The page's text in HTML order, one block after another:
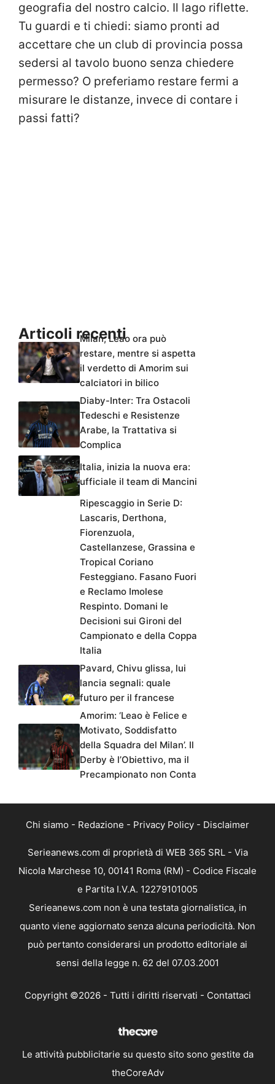
geografia del nostro calcio. Il lago riflette.
Tu guardi e ti chiedi: siamo pronti ad
accettare che un club di provincia possa
sedersi al tavolo buono senza chiedere
permesso? O preferiamo restare fermi a
misurare le distanze, invece di contare i
passi fatti?
Articoli recenti
Milan, Leao ora può
restare, mentre si aspetta
il verdetto di Amorim sui
calciatori in bilico
Diaby-Inter: Tra Ostacoli
Tedeschi e Resistenze
Arabe, la Trattativa si
Complica
Italia, inizia la nuova era:
ufficiale il team di Mancini
Ripescaggio in Serie D:
Lascaris, Derthona,
Fiorenzuola,
Castellanzese, Grassina e
Tropical Coriano
Festeggiano. Fasano Fuori
e Reclamo Imolese
Respinto. Domani le
Decisioni sui Gironi del
Campionato e della Coppa
Italia
Pavard, Chivu glissa, lui
lancia segnali: quale
futuro per il francese
Amorim: ‘Leao è Felice e
Motivato, Soddisfatto
della Squadra del Milan’. Il
Derby è l’Obiettivo, ma il
Precampionato non Conta
Chi siamo - Redazione - Privacy Policy - Disclaimer
Serieanews.com di proprietà di WEB 365 SRL - Via
Nicola Marchese 10, 00141 Roma (RM) - Codice Fiscale
e Partita I.V.A. 12279101005
Serieanews.com non è una testata giornalistica, in
quanto viene aggiornato senza alcuna periodicità. Non
può pertanto considerarsi un prodotto editoriale ai
sensi della legge n. 62 del 07.03.2001
Copyright ©2026 - Tutti i diritti riservati - Contattaci
Le attività pubblicitarie su questo sito sono gestite da
theCoreAdv